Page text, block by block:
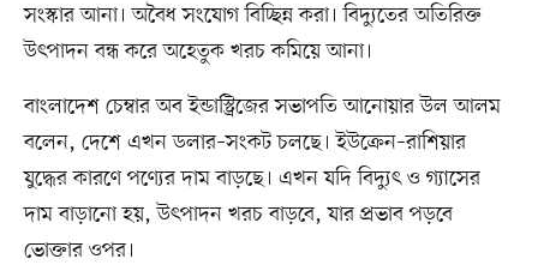
সংস্কার আনা। অবৈধ সংযোগ বিচ্ছিন্ন করা। বিদ্যুতের অতিরিক্ত
উৎপাদন বন্ধ করে অহেতুক খরচ কমিয়ে আনা।
বাংলাদেশ চেম্বার অব ইন্ডাস্ট্রিজের সভাপতি আনোয়ার উল আলম
বলেন, দেশে এখন ডলার–সংকট চলছে। ইউক্রেন–রাশিয়ার
যুদ্ধের কারণে পণ্যের দাম বাড়ছে। এখন যদি বিদ্যুৎ ও গ্যাসের
দাম বাড়ানো হয়, উৎপাদন খরচ বাড়বে, যার প্রভাব পড়বে
ভোক্তার ওপর।